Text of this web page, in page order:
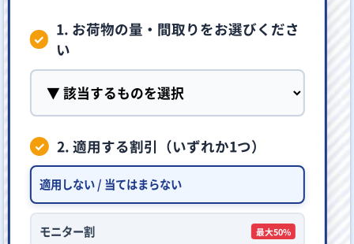
1. お荷物の量・間取りをお選びくださ
い
2. 適用する割引（いずれか1つ）
適用しない / 当てはまらない
モニター割 最大50%